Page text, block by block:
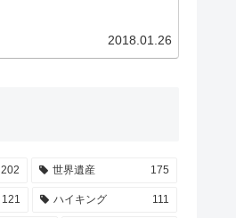
ト、ユニバーサル・スタジオなど
2018.01.26
202 世界遺産 175
121 ハイキング 111